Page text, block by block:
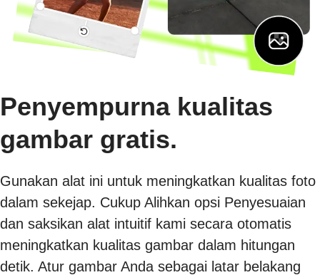
Penyempurna kualitas
gambar gratis.
Gunakan alat ini untuk meningkatkan kualitas foto
dalam sekejap. Cukup Alihkan opsi Penyesuaian
dan saksikan alat intuitif kami secara otomatis
meningkatkan kualitas gambar dalam hitungan
detik. Atur gambar Anda sebagai latar belakang